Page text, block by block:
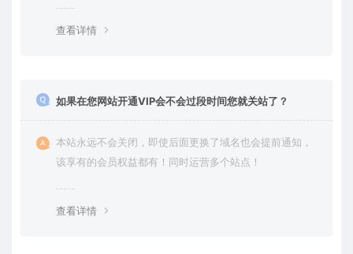
查看详情
如果在您网站开通VIP会不会过段时间您就关站了？
本站永远不会关闭，即使后面更换了域名也会提前通知，
该享有的会员权益都有！同时运营多个站点！
查看详情